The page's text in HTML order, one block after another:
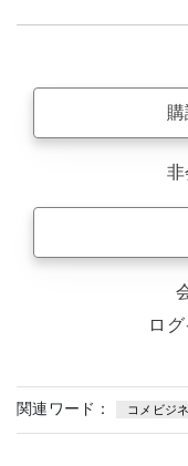
非
ロ
関連ワード： コメビジ